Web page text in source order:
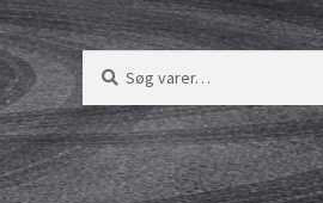
Søg
efter:
Søg